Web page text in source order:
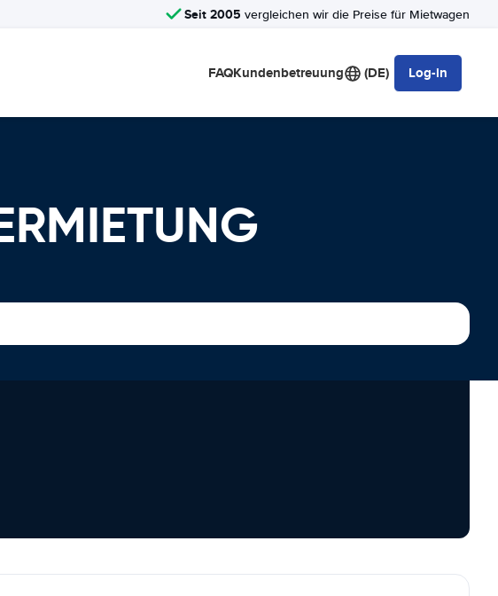
Seit 2005 vergleichen wir die Preise für Mietwagen
FAQKundenbetreuung (DE) Log-in